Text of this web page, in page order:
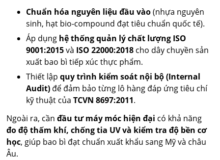
Chuẩn hóa nguyên liệu đầu vào(nhựa nguyên
sinh, hạt bio-compound đạt tiêu chuẩn quốc tế).
Áp dụng hệ thống quản lý chất lượng ISO
9001:2015và ISO 22000:2018 cho dây chuyền sản
xuất bao bì tiếp xúc thực phẩm.
Thiết lậpquy trình kiểm soát nội bộ (Internal
Audit) để đảm bảo từng lô hàng đáp ứng tiêu chí
kỹ thuật củaTCVN 8697:2011.
Ngoài ra, cầnđầu tư máy móc hiện đại có khả năng
đo độ thấm khí, chống tia UV và kiểm tra độ bền cơ
học, giúp bao bì đạt chuẩn xuất khẩu sang Mỹ và châu
Âu.